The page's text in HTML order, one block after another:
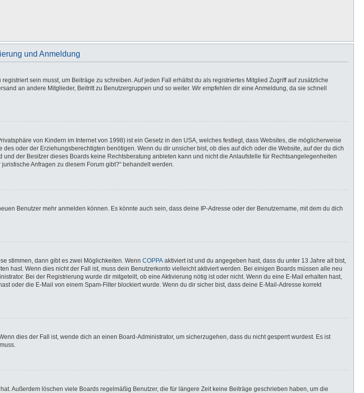
und Anmeldung
sein musst, um Beiträge zu schreiben. Auf jeden Fall erhältst du als registriertes Mitglied Zugriff auf zusätzliche
an andere Mitglieder, Beitritt zu Benutzergruppen und so weiter. Wir empfehlen dir eine Anmeldung, da sie schnell
von Kindern im Internet von 1998) ist ein Gesetz in den USA, welches festlegt, dass Websites, die möglicherweise
oder der Erziehungsberechtigten benötigen. Wenn du dir unsicher bist, ob dies auf dich oder die Website, auf der du dich
der Besitzer dieses Boards keine Rechtsberatung anbieten kann und nicht die Anlaufstelle für Rechtsangelegenheiten
Anfragen zu diesem Forum gibt?“ behandelt werden.
Benutzer mehr anmelden können. Es könnte auch sein, dass deine IP-Adresse oder der Benutzername, mit dem du dich
stimmen, dann gibt es zwei Möglichkeiten. Wenn COPPA aktiviert ist und du angegeben hast, dass du unter 13 Jahre alt bist,
hast. Wenn dies nicht der Fall ist, muss dein Benutzerkonto vielleicht aktiviert werden. Bei einigen Boards müssen alle neu
Bei der Registrierung wurde dir mitgeteilt, ob eine Aktivierung nötig ist oder nicht. Wenn du eine E-Mail erhalten hast,
oder die E-Mail von einem Spam-Filter blockiert wurde. Wenn du dir sicher bist, dass deine E-Mail-Adresse korrekt
dies der Fall ist, wende dich an einen Board-Administrator, um sicherzugehen, dass du nicht gesperrt wurdest. Es ist
Außerdem löschen viele Boards regelmäßig Benutzer, die für längere Zeit keine Beiträge geschrieben haben, um die